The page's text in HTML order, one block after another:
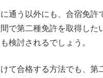
通う以外にも、合宿免許
で第二種免許を取得した
検討されるでしょう。
て合格する方法でも、第